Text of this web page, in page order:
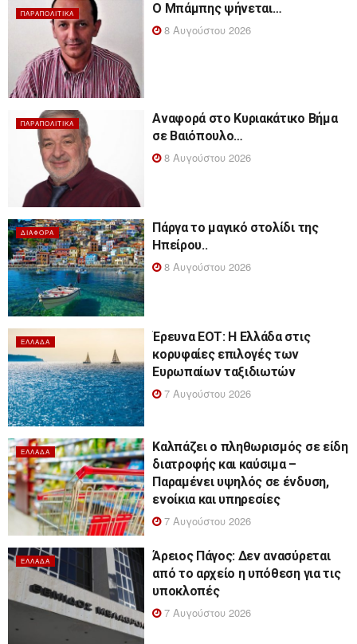
ΠΑΡΑΠΟΛΙΤΙΚΆ
Ο Μπάμπης ψήνεται…
8 Αυγούστου 2026
ΠΑΡΑΠΟΛΙΤΙΚΆ
Αναφορά στο Κυριακάτικο Βήμα
σε Βαιόπουλο…
8 Αυγούστου 2026
ΔΙΆΦΟΡΑ
Πάργα το μαγικό στολίδι της
Ηπείρου..
8 Αυγούστου 2026
ΕΛΛΆΔΑ
Έρευνα ΕΟΤ: Η Ελλάδα στις
κορυφαίες επιλογές των
Ευρωπαίων ταξιδιωτών
7 Αυγούστου 2026
ΕΛΛΆΔΑ
Καλπάζει ο πληθωρισμός σε είδη
διατροφής και καύσιμα –
Παραμένει υψηλός σε ένδυση,
ενοίκια και υπηρεσίες
7 Αυγούστου 2026
ΕΛΛΆΔΑ
Άρειος Πάγος: Δεν ανασύρεται
από το αρχείο η υπόθεση για τις
υποκλοπές
7 Αυγούστου 2026